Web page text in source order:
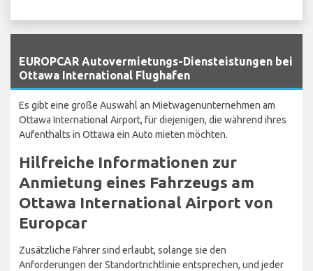
EUROPCAR Autovermietungs-Diensteistungen bei
Ottawa International Flughafen
Es gibt eine große Auswahl an Mietwagenunternehmen am
Ottawa International Airport, für diejenigen, die während ihres
Aufenthalts in Ottawa ein Auto mieten möchten.
Hilfreiche Informationen zur
Anmietung eines Fahrzeugs am
Ottawa International Airport von
Europcar
Zusätzliche Fahrer sind erlaubt, solange sie den
Anforderungen der Standortrichtlinie entsprechen, und jeder